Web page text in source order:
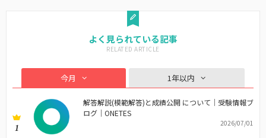
よく見られている記事
今月 1年以内
1
解答解説(模範解答)と成績公開 について｜受験情報ブ
ログ｜ONETES
2026/07/01